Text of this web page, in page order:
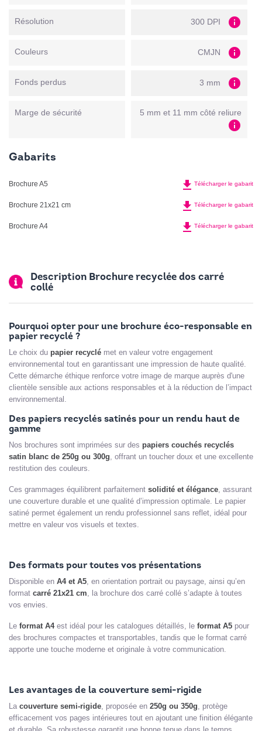
Résolution 300 DPI info
Couleurs CMJN info
Fonds perdus 3 mm info
Marge de sécurité 5 mm et 11 mm côté reliure
info
Gabarits
Brochure A5 file_download Télécharger le gabarit
Brochure 21x21 cm file_download Télécharger le gabarit
Brochure A4 file_download Télécharger le gabarit
Description Brochure recyclée dos carré
collé
Pourquoi opter pour une brochure éco-responsable en
papier recyclé ?
Le choix du papier recyclé met en valeur votre engagement
environnemental tout en garantissant une impression de haute qualité.
Cette démarche éthique renforce votre image de marque auprès d'une
clientèle sensible aux actions responsables et à la réduction de l’impact
environnemental.
Des papiers recyclés satinés pour un rendu haut de
gamme
Nos brochures sont imprimées sur des papiers couchés recyclés
satin blanc de 250g ou 300g, offrant un toucher doux et une excellente
restitution des couleurs.
Ces grammages équilibrent parfaitement solidité et élégance, assurant
une couverture durable et une qualité d’impression optimale. Le papier
satiné permet également un rendu professionnel sans reflet, idéal pour
mettre en valeur vos visuels et textes.
Des formats pour toutes vos présentations
Disponible en A4 et A5, en orientation portrait ou paysage, ainsi qu’en
format carré 21x21 cm, la brochure dos carré collé s’adapte à toutes
vos envies.
Le format A4est idéal pour les catalogues détaillés, le format A5 pour
des brochures compactes et transportables, tandis que le format carré
apporte une touche moderne et originale à votre communication.
Les avantages de la couverture semi-rigide
La couverture semi-rigide, proposée en 250g ou 350g, protège
efficacement vos pages intérieures tout en ajoutant une finition élégante